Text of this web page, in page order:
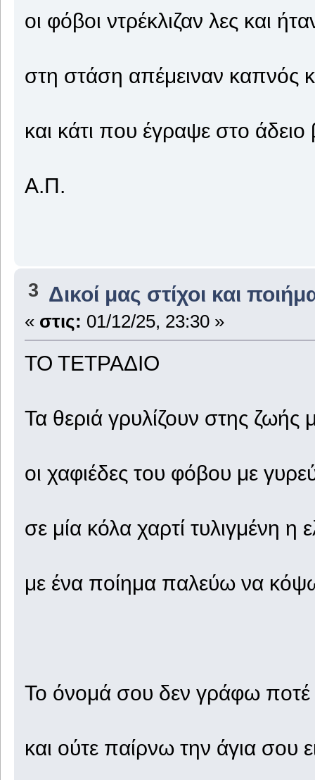
οι φόβοι ντρέκλιζαν λες και
στη στάση απέμειναν καπνός
και κάτι που έγραψε στο άδειο
Α.Π.
3 Δικοί μας στίχοι και
« στις: 01/12/25, 23:30 »
ΤΟ ΤΕΤΡΑΔΙΟ
Τα θεριά γρυλίζουν στης ζωής
οι χαφιέδες του φόβου με
σε μία κόλα χαρτί τυλιγμένη η
με ένα ποίημα παλεύω να
Το όνομά σου δεν γράφω ποτέ
και ούτε παίρνω την άγια σου